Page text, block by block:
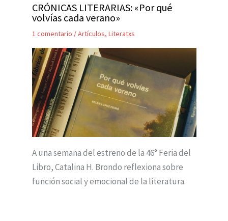
CRÓNICAS LITERARIAS: «Por qué
volvías cada verano»
1 comentario /Artículos, Literatxs
A una semana del estreno de la 46° Feria del
Libro, Catalina H. Brondo reflexiona sobre
función social y emocional de la literatura.